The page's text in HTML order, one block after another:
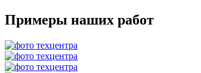
Примеры наших работ